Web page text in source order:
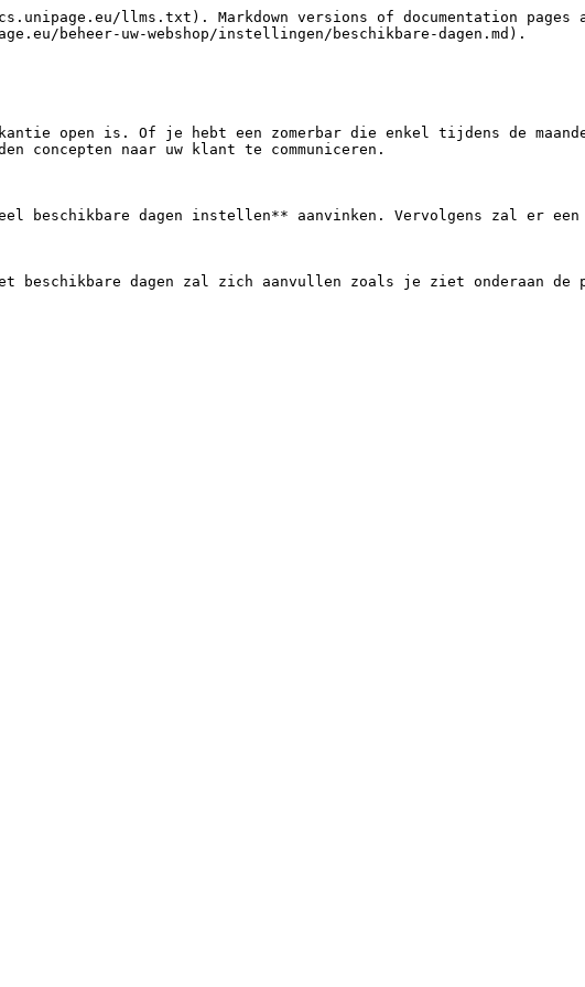
llms.txt). Markdown versions of documentation pages
beheer-uw-webshop/instellingen/beschikbare-dagen.md).
open is. Of je hebt een zomerbar die enkel tijdens de
concepten naar uw klant te communiceren.
beschikbare dagen instellen** aanvinken. Vervolgens zal er
beschikbare dagen zal zich aanvullen zoals je ziet onderaan de